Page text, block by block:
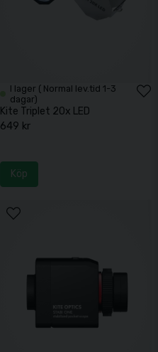
I lager ( Normal lev.tid 1-3
dagar)
Kite Triplet 20x LED
649 kr
Köp